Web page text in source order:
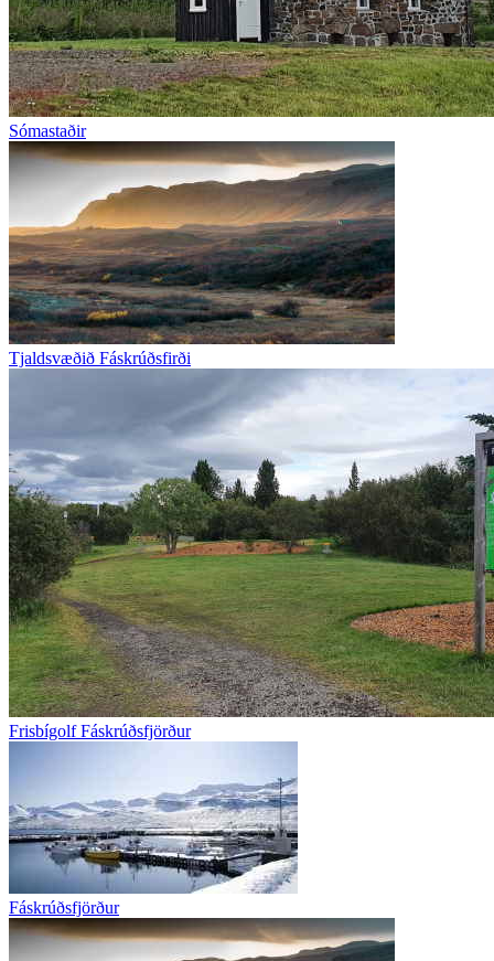
Sómastaðir
Tjaldsvæðið Fáskrúðsfirði
Frisbígolf Fáskrúðsfjörður
Fáskrúðsfjörður